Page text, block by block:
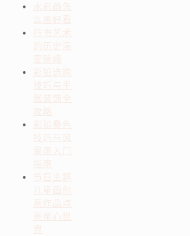
水彩画怎
么画好看
行书艺术
的历史演
变脉络
彩铅选购
技巧与手
账装饰全
攻略
彩铅叠色
技巧与风
景画入门
指南
节日主题
儿童画创
意作品点
亮童心世
界